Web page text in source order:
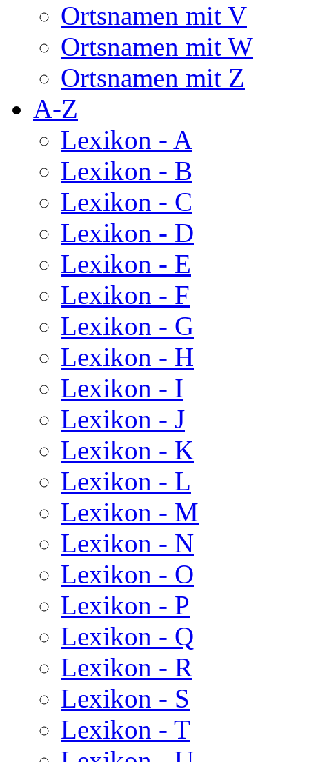
Ortsnamen mit V
Ortsnamen mit W
Ortsnamen mit Z
A-Z
Lexikon - A
Lexikon - B
Lexikon - C
Lexikon - D
Lexikon - E
Lexikon - F
Lexikon - G
Lexikon - H
Lexikon - I
Lexikon - J
Lexikon - K
Lexikon - L
Lexikon - M
Lexikon - N
Lexikon - O
Lexikon - P
Lexikon - Q
Lexikon - R
Lexikon - S
Lexikon - T